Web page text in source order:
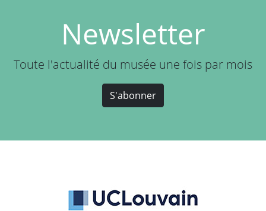
Newsletter
Toute l'actualité du musée une fois par mois
S'abonner